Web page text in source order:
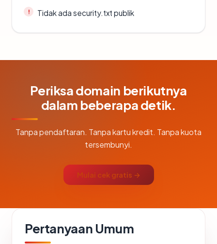
Tidak ada security.txt publik
Periksa domain berikutnya
dalam beberapa detik.
Tanpa pendaftaran. Tanpa kartu kredit. Tanpa kuota
tersembunyi.
Mulai cek gratis →
Pertanyaan Umum